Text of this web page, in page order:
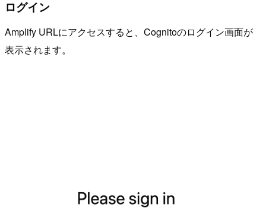
ログイン
Amplify URLにアクセスすると、Cognitoのログイン画面が
表示されます。